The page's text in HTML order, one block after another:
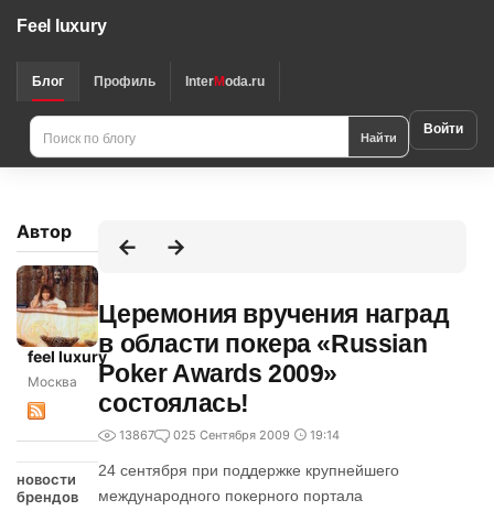
Feel luxury
Блог Профиль InterModa.ru
Найти Войти
Автор
feel luxury
Москва
новости
брендов
Церемония вручения наград
в области покера «Russian
Poker Awards 2009»
состоялась!
13867 025 Сентября 2009 19:14
24 сентября при поддержке крупнейшего
международного покерного портала